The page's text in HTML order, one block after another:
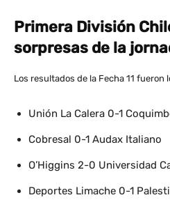
Primera División
sorpresas de la
Los resultados de la Fecha 11 fueron
Unión La Calera 0-1
Cobresal 0-1 Audax Italiano
O’Higgins 2-0 Universidad
Deportes Limache 0-1